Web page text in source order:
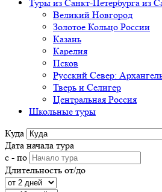
Туры из Санкт-Петербурга из
Великий Новгород
Золотое Кольцо России
Казань
Карелия
Псков
Русский Север:
Тверь и Селигер
Центральная Россия
Школьные туры
Куда
Дата начала тура
с - по
Длительность от/до